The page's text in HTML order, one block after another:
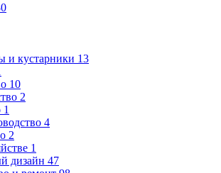
и кустарники 13
10
2
1
4
2
1
дизайн 47